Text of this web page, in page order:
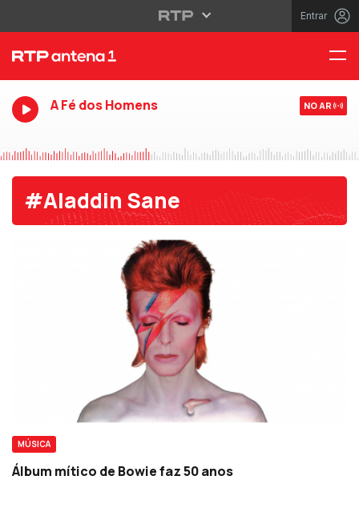
Entrar
A Fé dos Homens NO AR
#Aladdin Sane
MÚSICA
Álbum mítico de Bowie faz 50 anos